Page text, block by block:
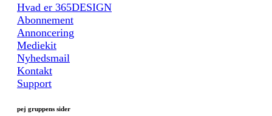
Hvad er 365DESIGN
Abonnement
Annoncering
Mediekit
Nyhedsmail
Kontakt
Support
pej gruppens sider